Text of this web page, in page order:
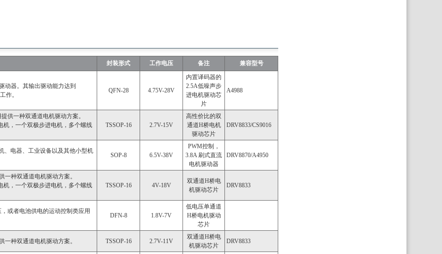
封装形式 工作电压 备注 兼容型号
动器。其输出驱动能力达到
作。
QFN-28 4.75V-28V
内置译码器的
2.5A低噪声步
进电机驱动芯
片
A4988
供一种双通道电机驱动方案。
机，一个双极步进电机，多个螺线
TSSOP-16 2.7V-15V
高性价比的双
通道H桥电机
驱动芯片
DRV8833/CS9016
、电器、工业设备以及其他小型机
SOP-8 6.5V-38V
PWM控制，
3.8A 刷式直流
电机驱动器
DRV8870/A4950
一种双通道电机驱动方案。
机，一个双极步进电机，多个螺线
TSSOP-16 4V-18V
双通道H桥电
机驱动芯片
DRV8833
或者电池供电的运动控制类应用
DFN-8 1.8V-7V
低电压单通道
H桥电机驱动
芯片
一种双通道电机驱动方案。 TSSOP-16 2.7V-11V
双通道H桥电
机驱动芯片
DRV8833